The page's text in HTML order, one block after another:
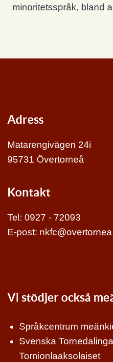
minoritetsspråk, bland
Adress
Matarengivägen 24i
95731 Övertorneå
Kontakt
Tel: 0927 - 72093
E-post:
Vi stödjer också
Språkcentrum
Svenska
Tornionlaaksolaiset